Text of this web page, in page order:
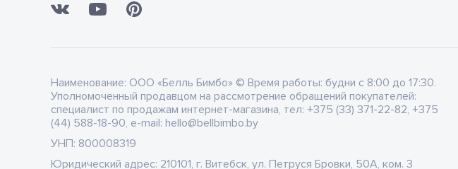
Наименование: ООО «Белль Бимбо» © Время работы: будни с 8:00 до 17:30.
Уполномоченный продавцом на рассмотрение обращений покупателей:
специалист по продажам интернет-магазина, тел: +375 (33) 371-22-82, +375
(44) 588-18-90, e-mail: hello@bellbimbo.by
УНП: 800008319
Юридический адрес: 210101, г. Витебск, ул. Петруся Бровки, 50А, ком. 3